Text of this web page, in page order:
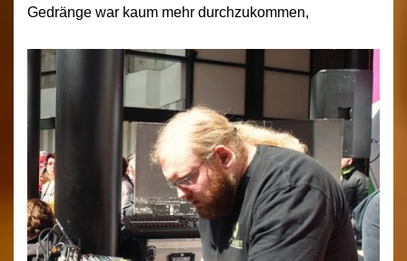
Gedränge war kaum mehr durchzukommen,